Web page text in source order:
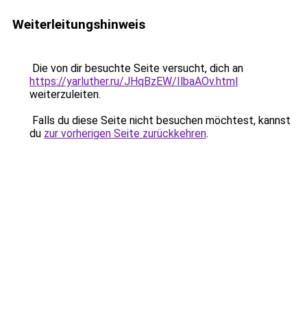
Weiterleitungshinweis
Die von dir besuchte Seite versucht, dich an
https://yarluther.ru/JHqBzEW/IlbaAOv.html
weiterzuleiten.
Falls du diese Seite nicht besuchen möchtest, kannst
du zur vorherigen Seite zurückkehren.